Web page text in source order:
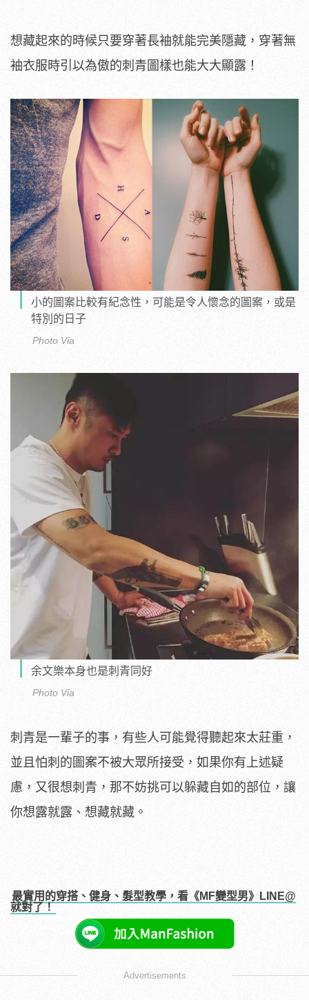
想藏起來的時候只要穿著長袖就能完美隱藏，穿著無
袖衣服時引以為傲的刺青圖樣也能大大顯露！
小的圖案比較有紀念性，可能是令人懷念的圖案，或是
特別的日子
Photo Via
余文樂本身也是刺青同好
Photo Via
刺青是一輩子的事，有些人可能覺得聽起來太莊重，
並且怕刺的圖案不被大眾所接受，如果你有上述疑
慮，又很想刺青，那不妨挑可以躲藏自如的部位，讓
你想露就露、想藏就藏。
最實用的穿搭、健身、髮型教學，看《MF變型男》LINE@
就對了！
Advertisements